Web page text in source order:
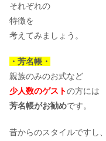
それぞれの
特徴を
考えてみましょう。
・芳名帳・
親族のみのお式など
少人数のゲストの方には
芳名帳がお勧めです。
昔からのスタイルですし、